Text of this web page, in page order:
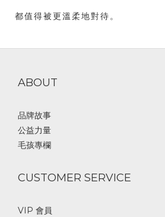
都值得被更溫柔地對待。
ABOUT
品牌故事
公益力量
毛孩專欄
CUSTOMER SERVICE
VIP 會員